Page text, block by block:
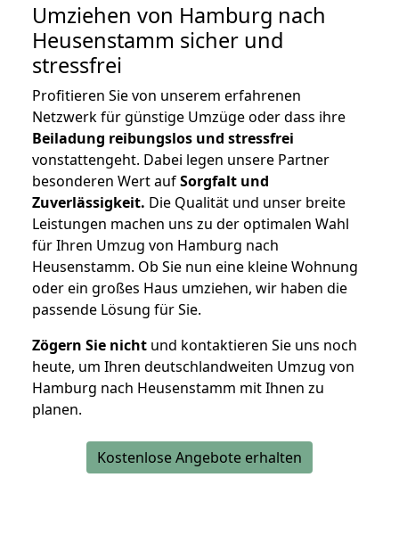
Umziehen von Hamburg nach
Heusenstamm sicher und
stressfrei
Profitieren Sie von unserem erfahrenen
Netzwerk für günstige Umzüge oder dass ihre
Beiladung reibungslos und stressfrei
vonstattengeht. Dabei legen unsere Partner
besonderen Wert aufSorgfalt und
Zuverlässigkeit. Die Qualität und unser breite
Leistungen machen uns zu der optimalen Wahl
für Ihren Umzug von Hamburg nach
Heusenstamm. Ob Sie nun eine kleine Wohnung
oder ein großes Haus umziehen, wir haben die
passende Lösung für Sie.
Zögern Sie nicht und kontaktieren Sie uns noch
heute, um Ihren deutschlandweiten Umzug von
Hamburg nach Heusenstamm mit Ihnen zu
planen.
Kostenlose Angebote erhalten